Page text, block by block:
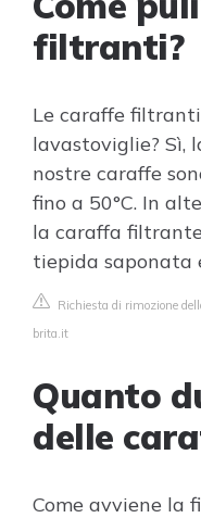
filtranti?
Le caraffe
lavastoviglie? Sì,
nostre caraffe
fino a 50°C. In
la caraffa
tiepida saponata
Richiesta di rimozione
brita.it
Quanto
delle
Come avviene la